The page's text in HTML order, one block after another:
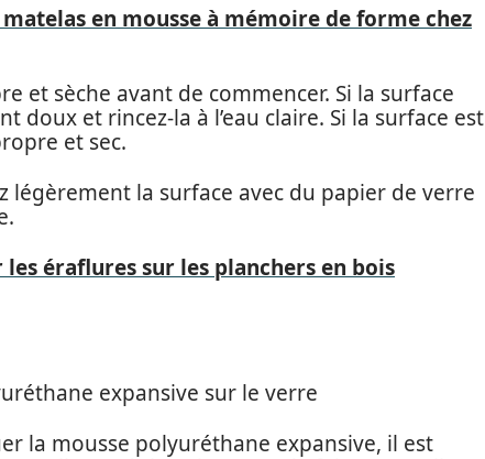
en mousse à mémoire de forme chez
et sèche avant de commencer. Si la surface
doux et rincez-la à l’eau claire. Si la surface est
et sec.
légèrement la surface avec du papier de verre
éraflures sur les planchers en bois
expansive sur le verre
la mousse polyuréthane expansive, il est